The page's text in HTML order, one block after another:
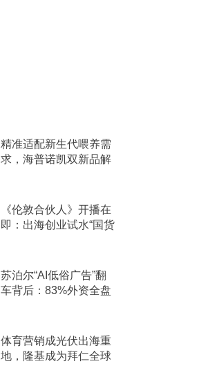
精准适配新生代喂养需
求，海普诺凯双新品解
《伦敦合伙人》开播在
即：出海创业试水“国货
苏泊尔“AI低俗广告”翻
车背后：83%外资全盘
体育营销成光伏出海重
地，隆基成为拜仁全球